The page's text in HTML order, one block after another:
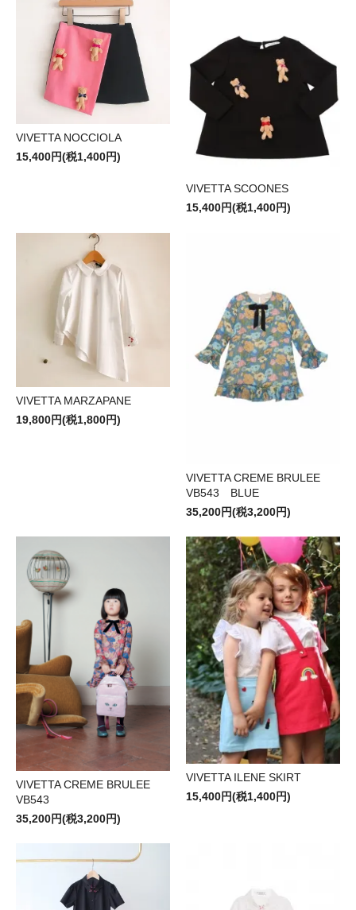
VIVETTA NOCCIOLA
15,400円(税1,400円)
VIVETTA SCOONES
15,400円(税1,400円)
VIVETTA MARZAPANE
19,800円(税1,800円)
VIVETTA CREME BRULEE
VB543 BLUE
35,200円(税3,200円)
VIVETTA CREME BRULEE
VB543
35,200円(税3,200円)
VIVETTA ILENE SKIRT
15,400円(税1,400円)